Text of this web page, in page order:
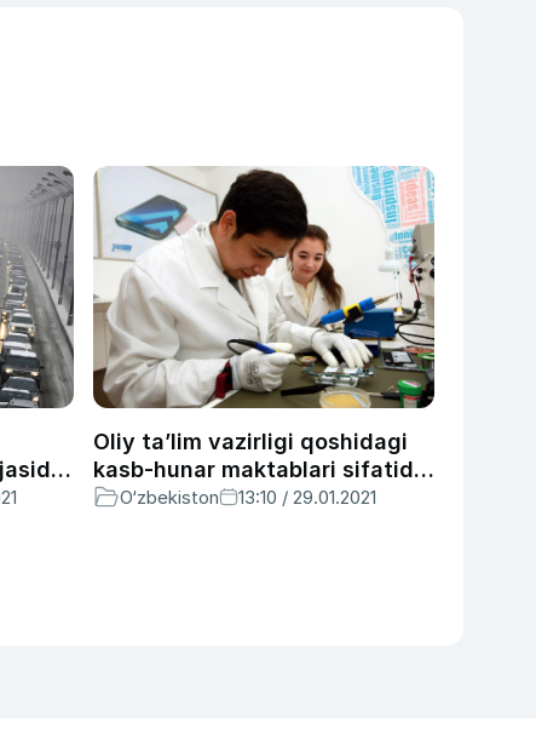
Oliy ta’lim vazirligi qoshidagi
kasb-hunar maktablari sifatida
faoliyat olib borayotgan sobiq
O‘zbekiston 13:10 / 29.01.2021